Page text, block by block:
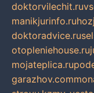
doktorvilechit.ru
manikjurinfo.ru
doktoradvice.ru
otopleniehouse.ru
mojateplica.ru
garazhov.com